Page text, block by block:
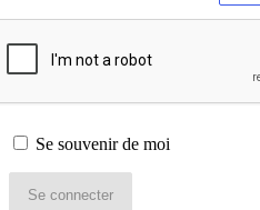
Se souvenir de moi